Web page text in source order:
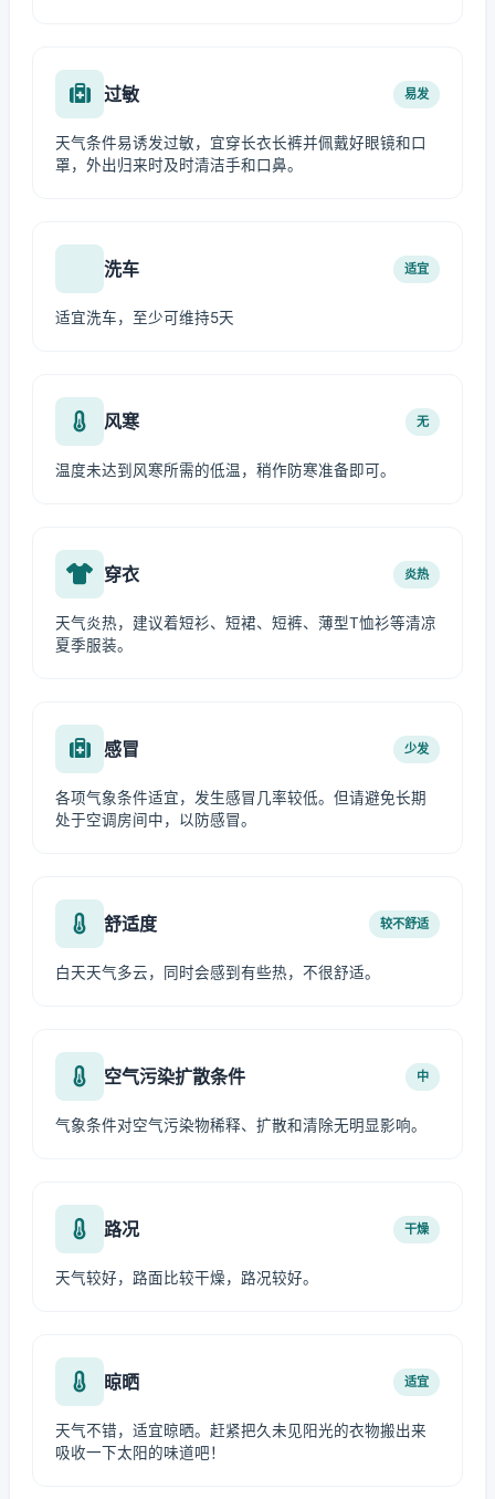
过敏 易发
天气条件易诱发过敏，宜穿长衣长裤并佩戴好眼镜和口
罩，外出归来时及时清洁手和口鼻。
洗车 适宜
适宜洗车，至少可维持5天
风寒 无
温度未达到风寒所需的低温，稍作防寒准备即可。
穿衣 炎热
天气炎热，建议着短衫、短裙、短裤、薄型T恤衫等清凉
夏季服装。
感冒 少发
各项气象条件适宜，发生感冒几率较低。但请避免长期
处于空调房间中，以防感冒。
舒适度 较不舒适
白天天气多云，同时会感到有些热，不很舒适。
空气污染扩散条件 中
气象条件对空气污染物稀释、扩散和清除无明显影响。
路况 干燥
天气较好，路面比较干燥，路况较好。
晾晒 适宜
天气不错，适宜晾晒。赶紧把久未见阳光的衣物搬出来
吸收一下太阳的味道吧！